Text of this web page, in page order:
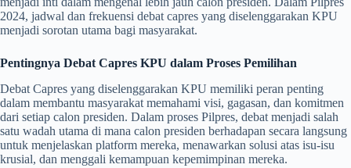
2024, jadwal dan frekuensi debat capres yang diselenggarakan KPU
menjadi sorotan utama bagi masyarakat.
Pentingnya Debat Capres KPU dalam Proses Pemilihan
Debat Capres yang diselenggarakan KPU memiliki peran penting
dalam membantu masyarakat memahami visi, gagasan, dan komitmen
dari setiap calon presiden. Dalam proses Pilpres, debat menjadi salah
satu wadah utama di mana calon presiden berhadapan secara langsung
untuk menjelaskan platform mereka, menawarkan solusi atas isu-isu
krusial, dan menggali kemampuan kepemimpinan mereka.